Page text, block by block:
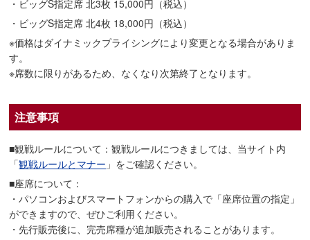
・ビッグS指定席 北3枚 15,000円（税込）
・ビッグS指定席 北4枚 18,000円（税込）
※価格はダイナミックプライシングにより変更となる場合がありま
す。
※席数に限りがあるため、なくなり次第終了となります。
注意事項
■観戦ルールについて：観戦ルールにつきましては、当サイト内
「観戦ルールとマナー 」をご確認ください。
■座席について：
・パソコンおよびスマートフォンからの購入で「座席位置の指定」
ができますので、ぜひご利用ください。
・先行販売後に、完売席種が追加販売されることがあります。